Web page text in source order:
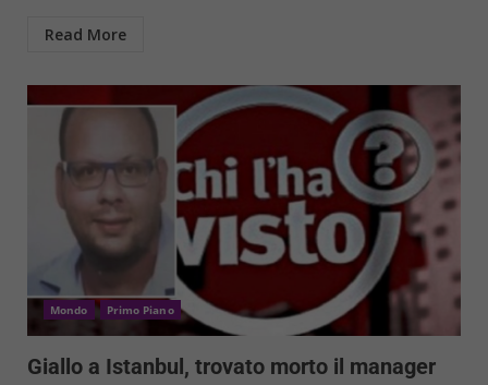
Read More
Mondo Primo Piano
Giallo a Istanbul, trovato morto il manager